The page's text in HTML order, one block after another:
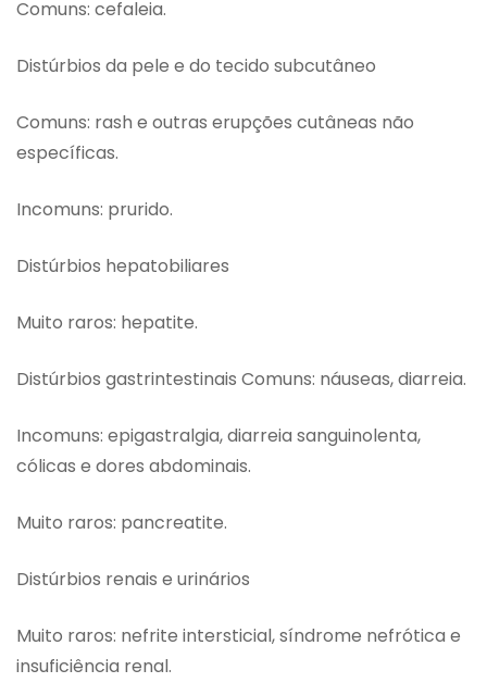
Comuns: cefaleia.
Distúrbios da pele e do tecido subcutâneo
Comuns: rash e outras erupções cutâneas não
específicas.
Incomuns: prurido.
Distúrbios hepatobiliares
Muito raros: hepatite.
Distúrbios gastrintestinais Comuns: náuseas, diarreia.
Incomuns: epigastralgia, diarreia sanguinolenta,
cólicas e dores abdominais.
Muito raros: pancreatite.
Distúrbios renais e urinários
Muito raros: nefrite intersticial, síndrome nefrótica e
insuficiência renal.